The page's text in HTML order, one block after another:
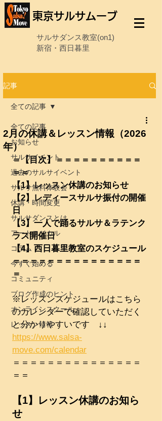
東京サルサムーブ
サルサダンス教室(on1)
新宿・西日暮里
記事
全ての記事
お知らせ
サルサイベント
過去のサルサイベント
サルサ無料体験会
休講・時間変更
サルサダンスとは
アートロジカル
コラム
今すぐ始める
コミュニティ
ブログ作成のヒント
オンラインスクール
レッスン情報
全ての記事
2月の休講＆レッスン情報（2026
年）
＝【目次】＝＝＝＝＝＝＝＝＝＝
＝＝
【1】レッスン休講のお知らせ
【2】レディースサルサ振付の開催
日
【3】一人で踊るサルサ＆ラテンク
ラス開催日
【4】西日暮里教室のスケジュール
＝＝＝＝＝＝＝＝＝＝＝＝＝＝＝
＝
※レッスンスケジュールはこちら
のカレンダーで確認していただく
と分かりやすいです　↓↓
https://www.salsa-
move.com/calendar
＝＝＝＝＝＝＝＝＝＝＝＝＝＝＝
＝＝
【1】レッスン休講のお知ら
せ